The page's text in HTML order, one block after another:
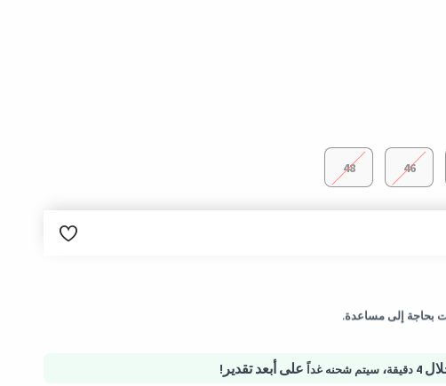
4 دقيقة ،سيتم شحنه غداً على أبعد تقدير!
46
48
لوجستية آمنة - حماية المشتريات